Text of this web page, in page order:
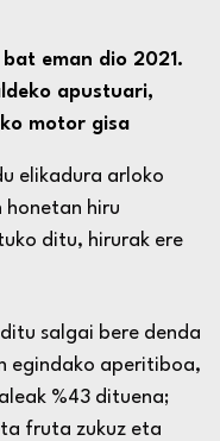
eman dio 2021.
apustuari,
motor gisa
elikadura arloko
honetan hiru
ditu, hirurak ere
salgai bere denda
egindako aperitiboa,
%43 dituena;
fruta zukuz eta